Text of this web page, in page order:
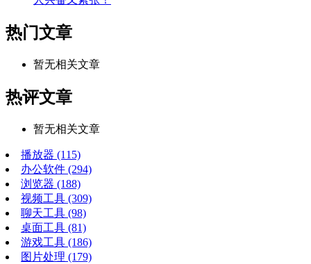
热门文章
暂无相关文章
热评文章
暂无相关文章
播放器 (115)
办公软件 (294)
浏览器 (188)
视频工具 (309)
聊天工具 (98)
桌面工具 (81)
游戏工具 (186)
图片处理 (179)